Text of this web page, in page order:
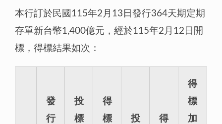
本行訂於民國115年2月13日發行364天期定期
存單新台幣1,400億元，經於115年2月12日開
標，得標結果如次：
發
行
投
標
得
標
投
得
得
標
加